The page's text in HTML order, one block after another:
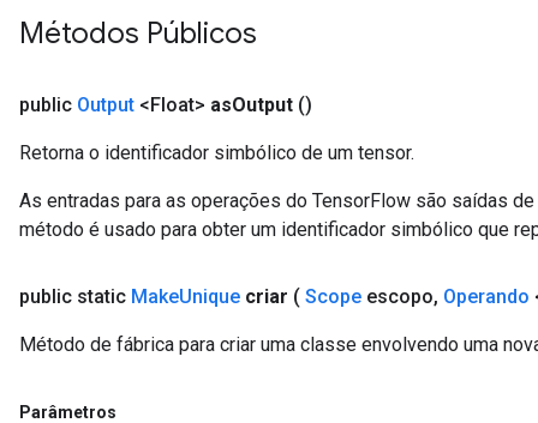
Métodos Públicos
public Output <Float> asOutput ()
Retorna o identificador simbólico de um tensor.
As entradas para as operações do TensorFlow são saídas
método é usado para obter um identificador simbólico que
public static MakeUnique criar ( Scope escopo, Operando
Método de fábrica para criar uma classe envolvendo uma
Parâmetros